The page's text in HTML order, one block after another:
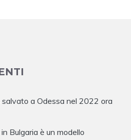
salvato a Odessa nel 2022 ora
Bulgaria è un modello